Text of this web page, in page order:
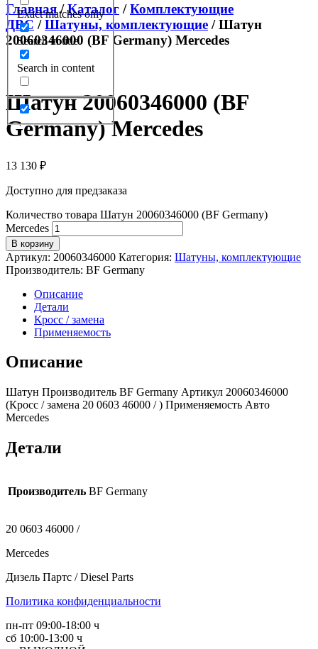
Exact matches only
Search in title
Search in content
Главная/Каталог /Комплектующие
ДВС /Шатуны, комплектующие / Шатун
20060346000 (BF Germany) Mercedes
Шатун 20060346000 (BF
Germany) Mercedes
13 130 ₽
Доступно для предзаказа
Количество товара Шатун 20060346000 (BF Germany)
Mercedes
В корзину
Артикул: 20060346000 Категория: Шатуны, комплектующие
Производитель: BF Germany
Описание
Детали
Кросс / замена
Применяемость
Описание
Шатун Производитель BF Germany Артикул 20060346000
(Кросс / замена 20 0603 46000 / ) Применяемость Авто
Mercedes
Детали
Производитель BF Germany
20 0603 46000 /
Mercedes
Дизель Партс / Diesel Parts
Политика конфиденциальности
пн-пт 09:00-18:00 ч
сб 10:00-13:00 ч